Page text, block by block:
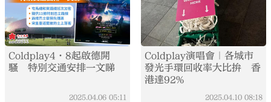
Coldplay4·8起啟德開
騷 特別交通安排一文睇
2025.04.06 05:11
Coldplay演唱會｜各城市
發光手環回收率大比拚 香
港達92%
2025.04.10 08:18